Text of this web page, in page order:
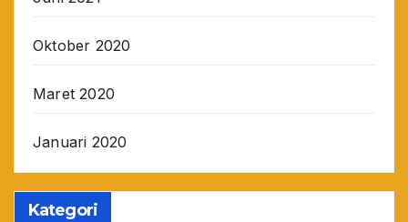
Oktober 2020
Maret 2020
Januari 2020
Kategori